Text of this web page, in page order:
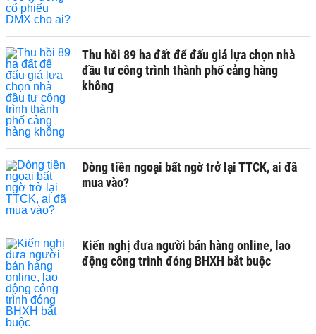
Thu hồi 89 ha đất để đấu giá lựa chọn nhà
đầu tư công trình thành phố cảng hàng
không
Dòng tiền ngoại bất ngờ trở lại TTCK, ai đã
mua vào?
Kiến nghị đưa người bán hàng online, lao
động công trình đóng BHXH bắt buộc